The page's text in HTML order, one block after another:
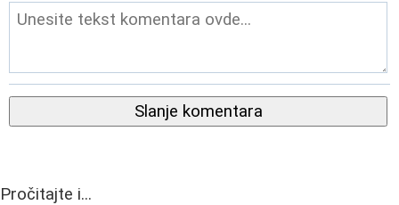
Slanje komentara
Pročitajte i...